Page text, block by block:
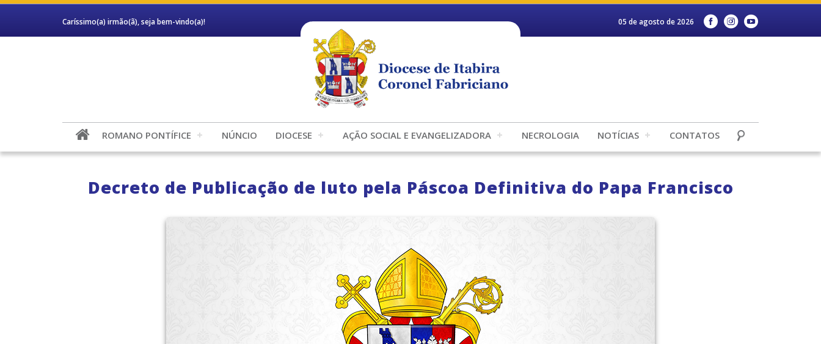
Caríssimo(a) irmão(ã), seja bem-vindo(a)! 05 de agosto de 2026
ROMANO PONTÍFICE NÚNCIO DIOCESE AÇÃO SOCIAL E EVANGELIZADORA NECROLOGIA NOTÍCIAS CONTATOS
Decreto de Publicação de luto pela Páscoa Definitiva do Papa Francisco